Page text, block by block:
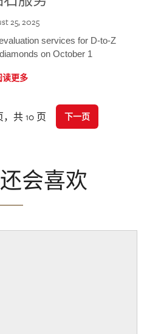
25, 2025
services for D-to-Z
on October 1
读更多
，共 10 页 下一页
会喜欢